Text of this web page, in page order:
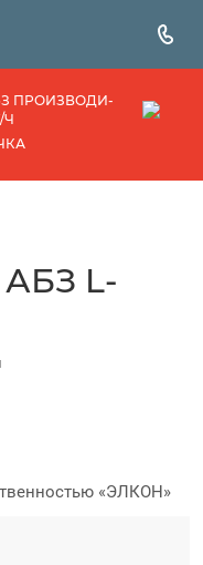
ПРОИЗВОДИ­
Ч
L-
«ЭЛКОН»